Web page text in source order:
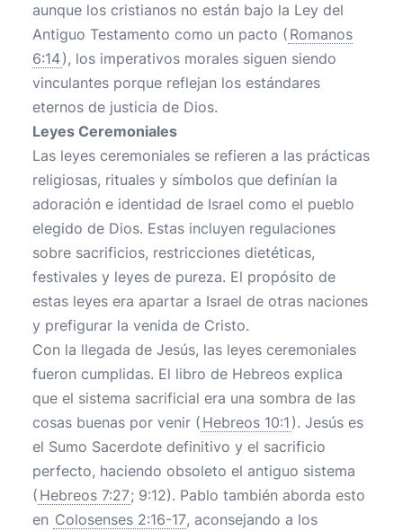
aunque los cristianos no están bajo la Ley del
Antiguo Testamento como un pacto ( Romanos
6:14), los imperativos morales siguen siendo
vinculantes porque reflejan los estándares
eternos de justicia de Dios.
Leyes Ceremoniales
Las leyes ceremoniales se refieren a las prácticas
religiosas, rituales y símbolos que definían la
adoración e identidad de Israel como el pueblo
elegido de Dios. Estas incluyen regulaciones
sobre sacrificios, restricciones dietéticas,
festivales y leyes de pureza. El propósito de
estas leyes era apartar a Israel de otras naciones
y prefigurar la venida de Cristo.
Con la llegada de Jesús, las leyes ceremoniales
fueron cumplidas. El libro de Hebreos explica
que el sistema sacrificial era una sombra de las
cosas buenas por venir ( Hebreos 10:1 ). Jesús es
el Sumo Sacerdote definitivo y el sacrificio
perfecto, haciendo obsoleto el antiguo sistema
( Hebreos 7:27; 9:12). Pablo también aborda esto
en Colosenses 2:16-17, aconsejando a los